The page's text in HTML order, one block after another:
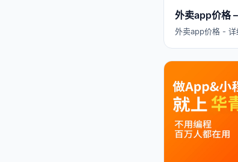
外卖app价格
外卖app价格 -